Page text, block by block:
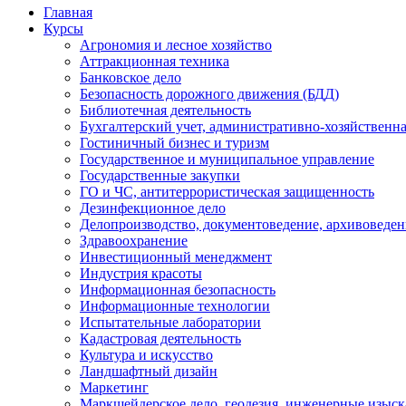
Главная
Курсы
Агрономия и лесное хозяйство
Аттракционная техника
Банковское дело
Безопасность дорожного движения (БДД)
Библиотечная деятельность
Бухгалтерский учет, административно-
Гостиничный бизнес и туризм
Государственное и муниципальное управление
Государственные закупки
ГО и ЧС, антитеррористическая защищенность
Дезинфекционное дело
Делопроизводство, документоведение,
Здравоохранение
Инвестиционный менеджмент
Индустрия красоты
Информационная безопасность
Информационные технологии
Испытательные лаборатории
Кадастровая деятельность
Культура и искусство
Ландшафтный дизайн
Маркетинг